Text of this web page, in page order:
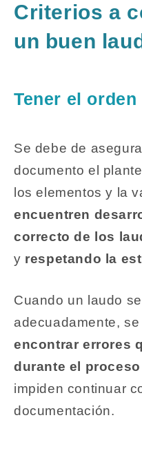
Criterios a
un buen
Tener el
Se debe de
documento el
los elementos y la
encuentren
correcto de los
y respetando la
Cuando un laudo
adecuadamente,
encontrar errores
durante el
impiden continuar
documentación.